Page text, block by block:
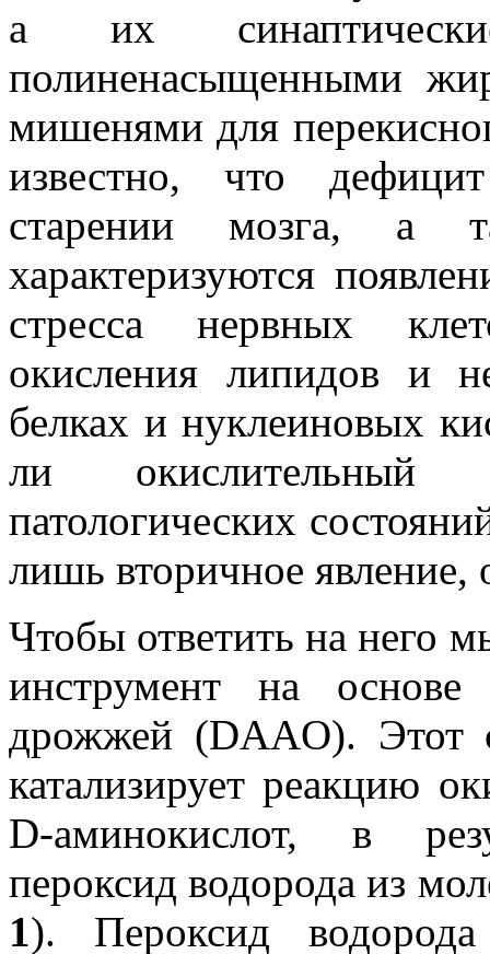
а их
полиненасыщенными
мишенями для
известно, что
старении мозга, а
характеризуются
стресса нервных
окисления липидов и
белках и нуклеиновых
ли окислительный
патологических
лишь вторичное явление,
Чтобы ответить на него
инструмент на
дрожжей (DAAO). Этот
катализирует реакцию
D-аминокислот, в
пероксид водорода из
1). Пероксид водорода